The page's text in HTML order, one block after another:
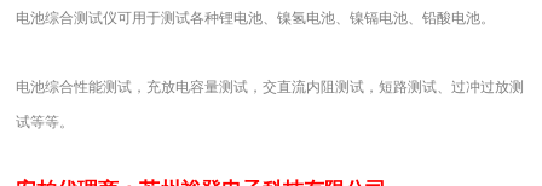
电池综合测试仪可用于测试各种锂电池、镍氢电池、镍镉电池、铅酸电池。
电池综合性能测试，充放电容量测试，交直流内阻测试，短路测试、过冲过放测
试等等。